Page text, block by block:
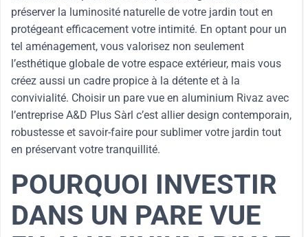
préserver la luminosité naturelle de votre jardin tout en
protégeant efficacement votre intimité. En optant pour un
tel aménagement, vous valorisez non seulement
l’esthétique globale de votre espace extérieur, mais vous
créez aussi un cadre propice à la détente et à la
convivialité. Choisir un pare vue en aluminium Rivaz avec
l’entreprise A&D Plus Sàrl c’est allier design contemporain,
robustesse et savoir-faire pour sublimer votre jardin tout
en préservant votre tranquillité.
POURQUOI INVESTIR
DANS UN PARE VUE